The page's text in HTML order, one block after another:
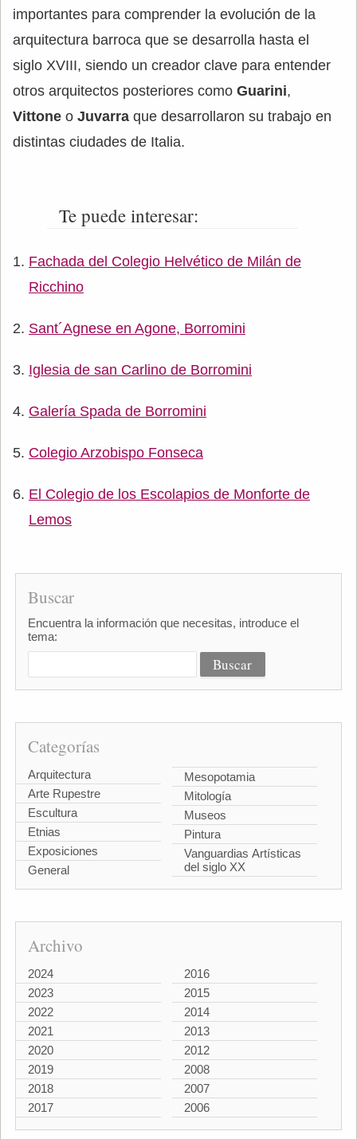
importantes para comprender la evolución de la
arquitectura barroca que se desarrolla hasta el
siglo XVIII, siendo un creador clave para entender
otros arquitectos posteriores como Guarini,
Vittone o Juvarra que desarrollaron su trabajo en
distintas ciudades de Italia.
Te puede interesar:
Fachada del Colegio Helvético de Milán de
Ricchino
Sant´Agnese en Agone, Borromini
Iglesia de san Carlino de Borromini
Galería Spada de Borromini
Colegio Arzobispo Fonseca
El Colegio de los Escolapios de Monforte de
Lemos
Buscar
Encuentra la información que necesitas, introduce el
tema:
Categorías
Arquitectura
Arte Rupestre
Escultura
Etnias
Exposiciones
General
Mesopotamia
Mitología
Museos
Pintura
Vanguardias Artísticas
del siglo XX
Archivo
2024
2023
2022
2021
2020
2019
2018
2017
2016
2015
2014
2013
2012
2008
2007
2006